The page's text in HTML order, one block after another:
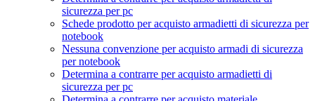
sicurezza per pc
Schede prodotto per acquisto armadietti di sicurezza per
notebook
Nessuna convenzione per acquisto armadi di sicurezza
per notebook
Determina a contrarre per acquisto armadietti di
sicurezza per pc